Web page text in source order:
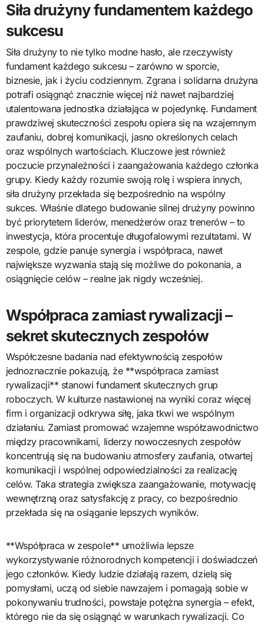
Siła drużyny fundamentem każdego
sukcesu
Siła drużyny to nie tylko modne hasło, ale rzeczywisty
fundament każdego sukcesu – zarówno w sporcie,
biznesie, jak i życiu codziennym. Zgrana i solidarna drużyna
potrafi osiągnąć znacznie więcej niż nawet najbardziej
utalentowana jednostka działająca w pojedynkę. Fundament
prawdziwej skuteczności zespołu opiera się na wzajemnym
zaufaniu, dobrej komunikacji, jasno określonych celach
oraz wspólnych wartościach. Kluczowe jest również
poczucie przynależności i zaangażowania każdego członka
grupy. Kiedy każdy rozumie swoją rolę i wspiera innych,
siła drużyny przekłada się bezpośrednio na wspólny
sukces. Właśnie dlatego budowanie silnej drużyny powinno
być priorytetem liderów, menedżerów oraz trenerów – to
inwestycja, która procentuje długofalowymi rezultatami. W
zespole, gdzie panuje synergia i współpraca, nawet
największe wyzwania stają się możliwe do pokonania, a
osiągnięcie celów – realne jak nigdy wcześniej.
Współpraca zamiast rywalizacji –
sekret skutecznych zespołów
Współczesne badania nad efektywnością zespołów
jednoznacznie pokazują, że **współpraca zamiast
rywalizacji** stanowi fundament skutecznych grup
roboczych. W kulturze nastawionej na wyniki coraz więcej
firm i organizacji odkrywa siłę, jaka tkwi we wspólnym
działaniu. Zamiast promować wzajemne współzawodnictwo
między pracownikami, liderzy nowoczesnych zespołów
koncentrują się na budowaniu atmosfery zaufania, otwartej
komunikacji i wspólnej odpowiedzialności za realizację
celów. Taka strategia zwiększa zaangażowanie, motywację
wewnętrzną oraz satysfakcję z pracy, co bezpośrednio
przekłada się na osiąganie lepszych wyników.
**Współpraca w zespole** umożliwia lepsze
wykorzystywanie różnorodnych kompetencji i doświadczeń
jego członków. Kiedy ludzie działają razem, dzielą się
pomysłami, uczą od siebie nawzajem i pomagają sobie w
pokonywaniu trudności, powstaje potężna synergia – efekt,
którego nie da się osiągnąć w warunkach rywalizacji. Co